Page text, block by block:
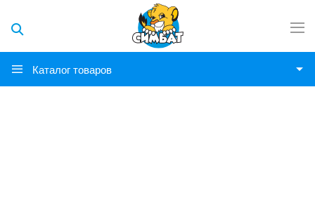
Каталог товаров